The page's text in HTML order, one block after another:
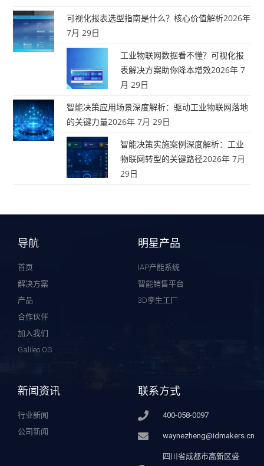
可视化报表选型指南是什么？核心价值解析2026年
7月 29日
工业物联网数据看不懂？可视化报
表解决方案助你降本增效2026年 7
月 29日
智能决策应用场景深度解析：驱动工业物联网落地
的关键力量2026年 7月 29日
智能决策实施案例深度解析：工业
物联网转型的关键路径2026年 7月
29日
导航
首页
解决方案
产品
合作伙伴
加入我们
Galileo OS
明星产品
IAP产能系统
智能销售平台
3D孪生工厂
新闻资讯
行业新闻
公司新闻
联系方式
400-058-0097
waynezheng@idmakers.cn
四川省成都市高新区盛